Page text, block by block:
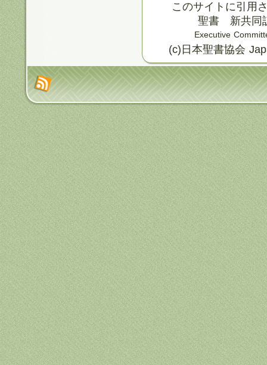
このサイトに引用
聖書 新共同
Executive
(c)日本聖書協会